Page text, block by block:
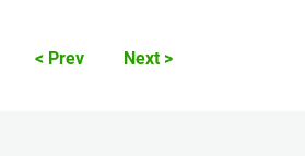
< Prev Next >